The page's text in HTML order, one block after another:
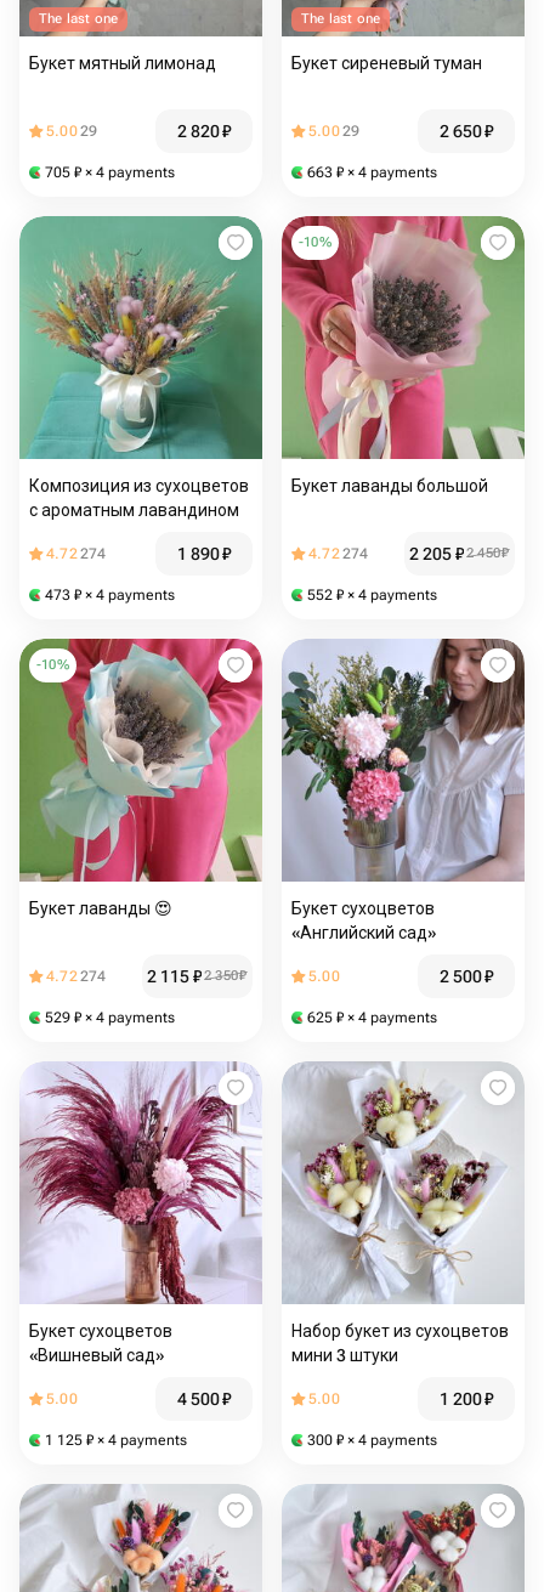
The last one
Букет мятный лимонад
5.0029 2 820₽
705 ₽ × 4 payments
The last one
Букет сиреневый туман
5.0029 2 650₽
663 ₽ × 4 payments
Композиция из сухоцветов
с ароматным лавандином
4.72274 1 890₽
473 ₽ × 4 payments
-10%
Букет лаванды большой
4.72274 2 205₽2 450₽
552 ₽ × 4 payments
-10%
Букет лаванды 😍
4.72274 2 115₽2 350₽
529 ₽ × 4 payments
Букет сухоцветов
«Английский сад»
5.00 2 500₽
625 ₽ × 4 payments
Букет сухоцветов
«Вишневый сад»
5.00 4 500₽
1 125 ₽ × 4 payments
Набор букет из сухоцветов
мини 3 штуки
5.00 1 200₽
300 ₽ × 4 payments